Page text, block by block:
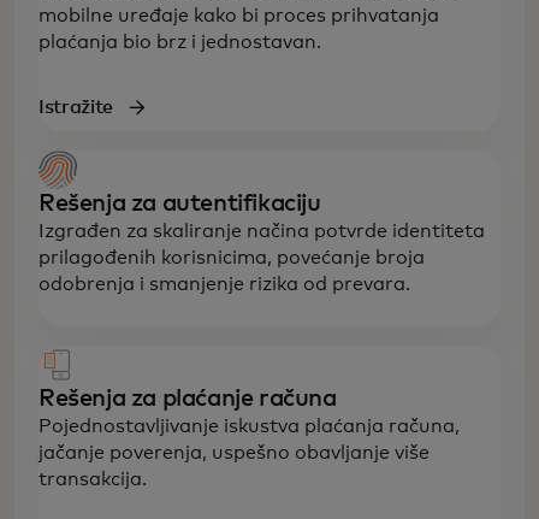
mobilne uređaje kako bi proces prihvatanja
plaćanja bio brz i jednostavan.
Istražite
Rešenja za autentifikaciju
Izgrađen za skaliranje načina potvrde identiteta
prilagođenih korisnicima, povećanje broja
odobrenja i smanjenje rizika od prevara.
Rešenja za plaćanje računa
Pojednostavljivanje iskustva plaćanja računa,
jačanje poverenja, uspešno obavljanje više
transakcija.